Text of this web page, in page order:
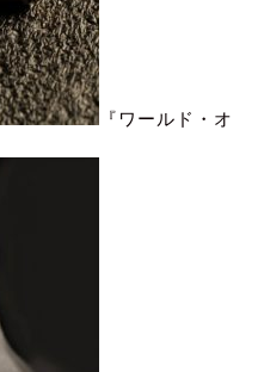
『ワールド・オ